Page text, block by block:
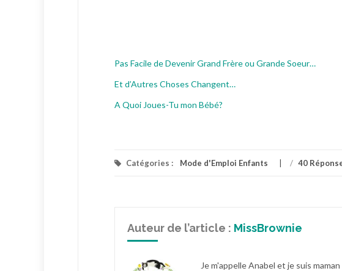
Pas Facile de Devenir Grand Frère ou Grande Soeur…
Et d’Autres Choses Changent…
A Quoi Joues-Tu mon Bébé?
Catégories : Mode d'Emploi Enfants / 40
Auteur de l’article : MissBrownie
Je m'appelle Anabel et je suis